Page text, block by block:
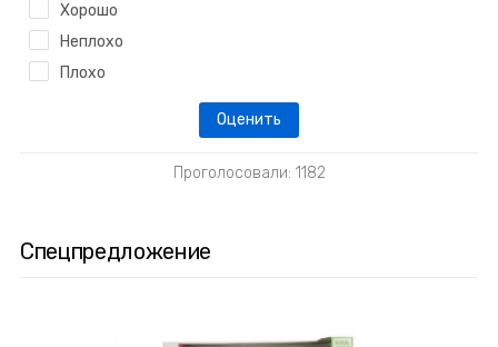
Хорошо
Неплохо
Плохо
Проголосовали: 1182
Спецпредложение